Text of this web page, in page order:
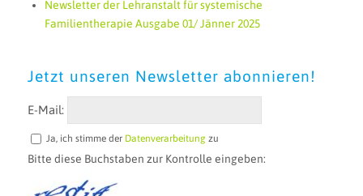
Newsletter der Lehranstalt für systemische
Familientherapie Ausgabe 01/ Jänner 2025
Jetzt unseren Newsletter abonnieren!
E-Mail:
Ja, ich stimme der Datenverarbeitungzu
Bitte diese Buchstaben zur Kontrolle eingeben: